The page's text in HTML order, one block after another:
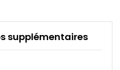
supplémentaires